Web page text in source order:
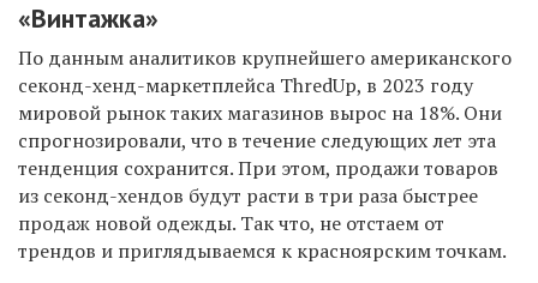
«Винтажка»
По данным аналитиков крупнейшего американского
секонд-хенд-маркетплейса ThredUp, в 2023 году
мировой рынок таких магазинов вырос на 18%. Они
спрогнозировали, что в течение следующих лет эта
тенденция сохранится. При этом, продажи товаров
из секонд-хендов будут расти в три раза быстрее
продаж новой одежды. Так что, не отстаем от
трендов и приглядываемся к красноярским точкам.